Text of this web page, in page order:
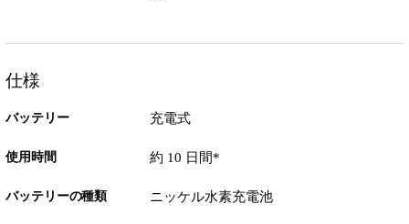
仕様
バッテリー 充電式
使用時間 約 10 日間*
バッテリーの種類 ニッケル水素充電池